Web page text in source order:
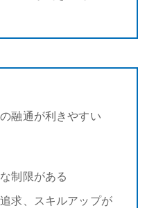
融通が利きやすい
制限がある
求、スキルアップが